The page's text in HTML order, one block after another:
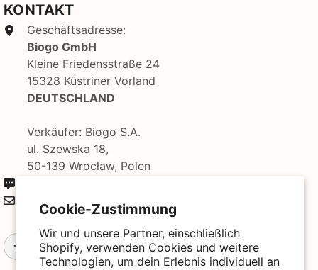
Cookie-Zustimmung
Wir und unsere Partner, einschließlich
Shopify, verwenden Cookies und weitere
Technologien, um dein Erlebnis individuell an
KONTAKT
Geschäftsadresse:
Biogo GmbH
Kleine Friedensstraße 24
15328 Küstriner Vorland
DEUTSCHLAND
Verkäufer: Biogo S.A.
ul. Szewska 18,
50-139 Wrocław, Polen